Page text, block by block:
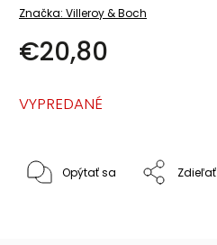
Značka: Villeroy & Boch
€20,80
VYPREDANÉ
Opýtať sa Zdieľať